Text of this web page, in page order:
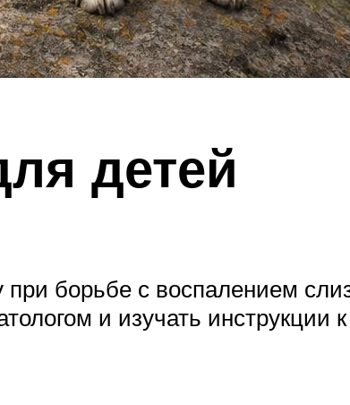
детей
борьбе с воспалением
и изучать